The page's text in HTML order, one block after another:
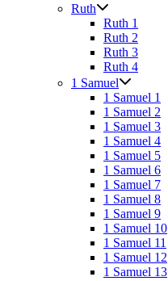
Ruth
Ruth 1
Ruth 2
Ruth 3
Ruth 4
1 Samuel
1 Samuel 1
1 Samuel 2
1 Samuel 3
1 Samuel 4
1 Samuel 5
1 Samuel 6
1 Samuel 7
1 Samuel 8
1 Samuel 9
1 Samuel 10
1 Samuel 11
1 Samuel 12
1 Samuel 13